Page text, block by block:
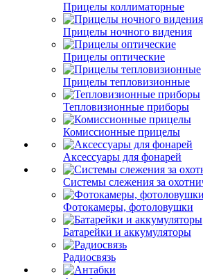
Прицелы коллиматорные
Прицелы ночного видения
Прицелы оптические
Прицелы тепловизионные
Тепловизионные приборы
Комиссионные прицелы
Аксессуары для фонарей
Системы слежения за
Фотокамеры, фотоловушки
Батарейки и аккумуляторы
Радиосвязь